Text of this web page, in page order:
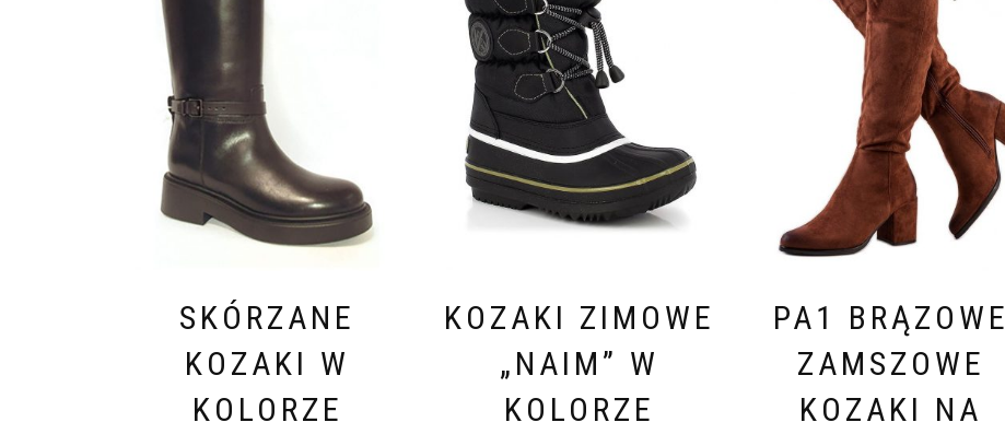
SKÓRZANE
KOZAKI W
KOLORZE
KOZAKI ZIMOWE
„NAIM” W
KOLORZE
PA1 BRĄZOWE
ZAMSZOWE
KOZAKI NA